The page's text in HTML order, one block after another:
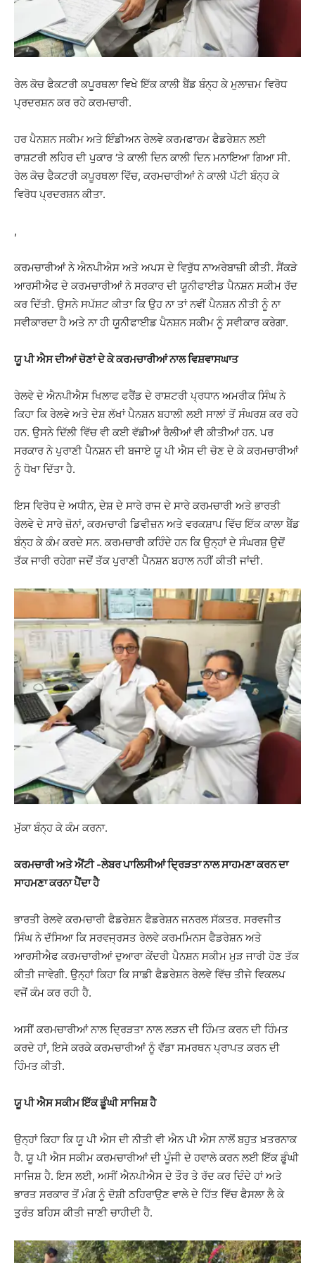
ਰੇਲ ਕੋਚ ਫੈਕਟਰੀ ਕਪੂਰਥਲਾ ਵਿਖੇ ਇੱਕ ਕਾਲੀ ਬੈਂਡ ਬੰਨ੍ਹ ਕੇ ਮੁਲਾਜ਼ਮ ਵਿਰੋਧ
ਪ੍ਰਦਰਸ਼ਨ ਕਰ ਰਹੇ ਕਰਮਚਾਰੀ.
ਹਰ ਪੈਨਸ਼ਨ ਸਕੀਮ ਅਤੇ ਇੰਡੀਅਨ ਰੇਲਵੇ ਕਰਮਫਾਰਮ ਫੈਡਰੇਸ਼ਨ ਲਈ
ਰਾਸ਼ਟਰੀ ਲਹਿਰ ਦੀ ਪੁਕਾਰ ‘ਤੇ ਕਾਲੀ ਦਿਨ ਕਾਲੀ ਦਿਨ ਮਨਾਇਆ ਗਿਆ ਸੀ.
ਰੇਲ ਕੋਚ ਫੈਕਟਰੀ ਕਪੂਰਥਲਾ ਵਿੱਚ, ਕਰਮਚਾਰੀਆਂ ਨੇ ਕਾਲੀ ਪੱਟੀ ਬੰਨ੍ਹ ਕੇ
ਵਿਰੋਧ ਪ੍ਰਦਰਸ਼ਨ ਕੀਤਾ.
,
ਕਰਮਚਾਰੀਆਂ ਨੇ ਐਨਪੀਐਸ ਅਤੇ ਅਪਸ ਦੇ ਵਿਰੁੱਧ ਨਾਅਰੇਬਾਜ਼ੀ ਕੀਤੀ. ਸੈਂਕੜੇ
ਆਰਸੀਐਫ ਦੇ ਕਰਮਚਾਰੀਆਂ ਨੇ ਸਰਕਾਰ ਦੀ ਯੂਨੀਫਾਈਡ ਪੈਨਸ਼ਨ ਸਕੀਮ ਰੱਦ
ਕਰ ਦਿੱਤੀ. ਉਸਨੇ ਸਪੱਸ਼ਟ ਕੀਤਾ ਕਿ ਉਹ ਨਾ ਤਾਂ ਨਵੀਂ ਪੈਨਸ਼ਨ ਨੀਤੀ ਨੂੰ ਨਾ
ਸਵੀਕਾਰਦਾ ਹੈ ਅਤੇ ਨਾ ਹੀ ਯੂਨੀਫਾਈਡ ਪੈਨਸ਼ਨ ਸਕੀਮ ਨੂੰ ਸਵੀਕਾਰ ਕਰੇਗਾ.
ਯੂ ਪੀ ਐਸ ਦੀਆਂ ਚੋਣਾਂ ਦੇ ਕੇ ਕਰਮਚਾਰੀਆਂ ਨਾਲ ਵਿਸ਼ਵਾਸਘਾਤ
ਰੇਲਵੇ ਦੇ ਐਨਪੀਐਸ ਖਿਲਾਫ ਫਰੈਂਡ ਦੇ ਰਾਸ਼ਟਰੀ ਪ੍ਰਧਾਨ ਅਮਰੀਕ ਸਿੰਘ ਨੇ
ਕਿਹਾ ਕਿ ਰੇਲਵੇ ਅਤੇ ਦੇਸ਼ ਲੱਖਾਂ ਪੈਨਸ਼ਨ ਬਹਾਲੀ ਲਈ ਸਾਲਾਂ ਤੋਂ ਸੰਘਰਸ਼ ਕਰ ਰਹੇ
ਹਨ. ਉਸਨੇ ਦਿੱਲੀ ਵਿੱਚ ਵੀ ਕਈ ਵੱਡੀਆਂ ਰੈਲੀਆਂ ਵੀ ਕੀਤੀਆਂ ਹਨ. ਪਰ
ਸਰਕਾਰ ਨੇ ਪੁਰਾਣੀ ਪੈਨਸ਼ਨ ਦੀ ਬਜਾਏ ਯੂ ਪੀ ਐਸ ਦੀ ਚੋਣ ਦੇ ਕੇ ਕਰਮਚਾਰੀਆਂ
ਨੂੰ ਧੋਖਾ ਦਿੱਤਾ ਹੈ.
ਇਸ ਵਿਰੋਧ ਦੇ ਅਧੀਨ, ਦੇਸ਼ ਦੇ ਸਾਰੇ ਰਾਜ ਦੇ ਸਾਰੇ ਕਰਮਚਾਰੀ ਅਤੇ ਭਾਰਤੀ
ਰੇਲਵੇ ਦੇ ਸਾਰੇ ਜ਼ੋਨਾਂ, ਕਰਮਚਾਰੀ ਡਿਵੀਜ਼ਨ ਅਤੇ ਵਰਕਸ਼ਾਪ ਵਿੱਚ ਇੱਕ ਕਾਲਾ ਬੈਂਡ
ਬੰਨ੍ਹ ਕੇ ਕੰਮ ਕਰਦੇ ਸਨ. ਕਰਮਚਾਰੀ ਕਹਿੰਦੇ ਹਨ ਕਿ ਉਨ੍ਹਾਂ ਦੇ ਸੰਘਰਸ਼ ਉਦੋਂ
ਤੱਕ ਜਾਰੀ ਰਹੇਗਾ ਜਦੋਂ ਤੱਕ ਪੁਰਾਣੀ ਪੈਨਸ਼ਨ ਬਹਾਲ ਨਹੀਂ ਕੀਤੀ ਜਾਂਦੀ.
ਮੁੱਕਾ ਬੰਨ੍ਹ ਕੇ ਕੰਮ ਕਰਨਾ.
ਕਰਮਚਾਰੀ ਅਤੇ ਐਂਟੀ -ਲੇਬਰ ਪਾਲਿਸੀਆਂ ਦ੍ਰਿੜਤਾ ਨਾਲ ਸਾਹਮਣਾ ਕਰਨ ਦਾ
ਸਾਹਮਣਾ ਕਰਨਾ ਪੈਂਦਾ ਹੈ
ਭਾਰਤੀ ਰੇਲਵੇ ਕਰਮਚਾਰੀ ਫੈਡਰੇਸ਼ਨ ਫੈਡਰੇਸ਼ਨ ਜਨਰਲ ਸੱਕਤਰ. ਸਰਵਜੀਤ
ਸਿੰਘ ਨੇ ਦੱਸਿਆ ਕਿ ਸਰਵਜ੍ਰਸਤ ਰੇਲਵੇ ਕਰਮਮਿਨਸ ਫੈਡਰੇਸ਼ਨ ਅਤੇ
ਆਰਸੀਐਫ ਕਰਮਚਾਰੀਆਂ ਦੁਆਰਾ ਕੇਂਦਰੀ ਪੈਨਸ਼ਨ ਸਕੀਮ ਮੁੜ ਜਾਰੀ ਹੋਣ ਤੱਕ
ਕੀਤੀ ਜਾਵੇਗੀ. ਉਨ੍ਹਾਂ ਕਿਹਾ ਕਿ ਸਾਡੀ ਫੈਡਰੇਸ਼ਨ ਰੇਲਵੇ ਵਿੱਚ ਤੀਜੇ ਵਿਕਲਪ
ਵਜੋਂ ਕੰਮ ਕਰ ਰਹੀ ਹੈ.
ਅਸੀਂ ਕਰਮਚਾਰੀਆਂ ਨਾਲ ਦ੍ਰਿੜਤਾ ਨਾਲ ਲੜਨ ਦੀ ਹਿੰਮਤ ਕਰਨ ਦੀ ਹਿੰਮਤ
ਕਰਦੇ ਹਾਂ, ਇਸੇ ਕਰਕੇ ਕਰਮਚਾਰੀਆਂ ਨੂੰ ਵੱਡਾ ਸਮਰਥਨ ਪ੍ਰਾਪਤ ਕਰਨ ਦੀ
ਹਿੰਮਤ ਕੀਤੀ.
ਯੂ ਪੀ ਐਸ ਸਕੀਮ ਇੱਕ ਡੂੰਘੀ ਸਾਜਿਸ਼ ਹੈ
ਉਨ੍ਹਾਂ ਕਿਹਾ ਕਿ ਯੂ ਪੀ ਐਸ ਦੀ ਨੀਤੀ ਵੀ ਐਨ ਪੀ ਐਸ ਨਾਲੋਂ ਬਹੁਤ ਖ਼ਤਰਨਾਕ
ਹੈ. ਯੂ ਪੀ ਐਸ ਸਕੀਮ ਕਰਮਚਾਰੀਆਂ ਦੀ ਪੂੰਜੀ ਦੇ ਹਵਾਲੇ ਕਰਨ ਲਈ ਇੱਕ ਡੂੰਘੀ
ਸਾਜਿਸ਼ ਹੈ. ਇਸ ਲਈ, ਅਸੀਂ ਐਨਪੀਐਸ ਦੇ ਤੌਰ ਤੇ ਰੱਦ ਕਰ ਦਿੰਦੇ ਹਾਂ ਅਤੇ
ਭਾਰਤ ਸਰਕਾਰ ਤੋਂ ਮੰਗ ਨੂੰ ਦੋਸ਼ੀ ਠਹਿਰਾਉਣ ਵਾਲੇ ਦੇ ਹਿੱਤ ਵਿੱਚ ਫੈਸਲਾ ਲੈ ਕੇ
ਤੁਰੰਤ ਬਹਿਸ ਕੀਤੀ ਜਾਣੀ ਚਾਹੀਦੀ ਹੈ.